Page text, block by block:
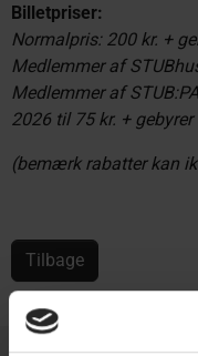
Billetpriser:
Normalpris: 200 kr. +
Medlemmer af
Medlemmer af
2026 til 75 kr. + gebyrer
(bemærk rabatter kan
Tilbage